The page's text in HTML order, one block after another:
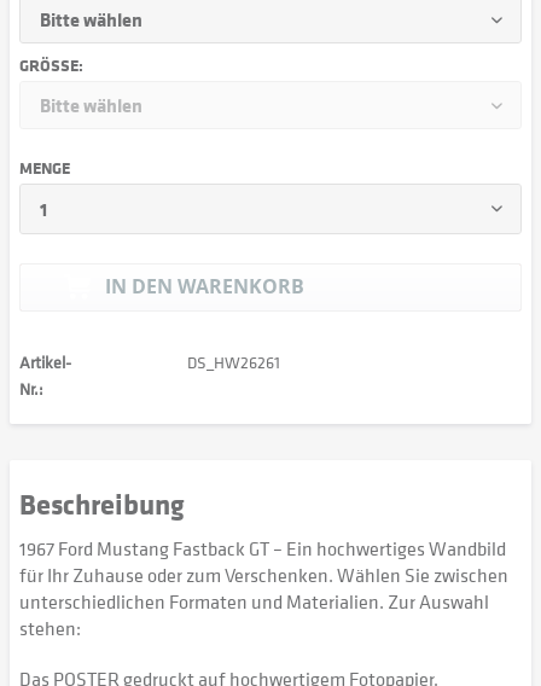
GRÖSSE:
MENGE
IN DEN WARENKORB
Artikel-
Nr.:
DS_HW26261
Beschreibung
1967 Ford Mustang Fastback GT – Ein hochwertiges Wandbild
für Ihr Zuhause oder zum Verschenken. Wählen Sie zwischen
unterschiedlichen Formaten und Materialien. Zur Auswahl
stehen:
Das POSTER gedruckt auf hochwertigem Fotopapier,